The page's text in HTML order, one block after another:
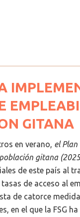
GITANA
en verano, el
gitana
de este país al
de acceso al
de catorce
en el que la FSG